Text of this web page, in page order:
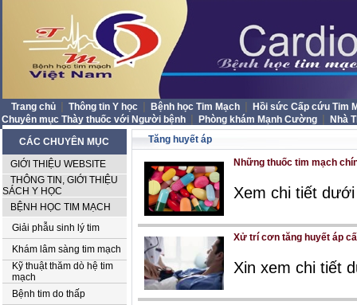
Trang chủ Thông tin Y học Bệnh học Tim Mạch
Hồi sức Cấp cứu Tim
Chuyên mục Thày thuốc với Người bệnh
Phòng khám Mạnh Cường
Nhà
CÁC CHUYÊN MỤC
GIỚI THIỆU WEBSITE
THÔNG TIN, GIỚI THIỆU
SÁCH Y HỌC
BỆNH HỌC TIM MẠCH
Giải phẫu sinh lý tim
Khám lâm sàng tim mạch
Kỹ thuật thăm dò hệ tim
mạch
Bệnh tim do thấp
Tăng huyết áp
Những thuốc tim mạch
Xem chi tiết
Xử trí cơn tăng huyết áp
Xin xem chi tiết